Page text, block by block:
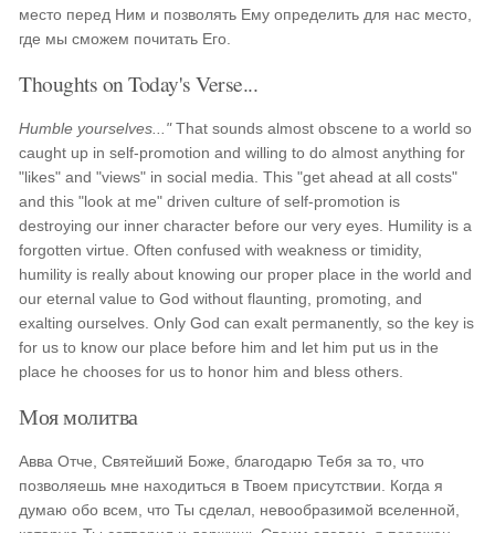
место перед Ним и позволять Ему определить для нас место,
где мы сможем почитать Его.
Thoughts on Today's Verse...
Humble yourselves..."That sounds almost obscene to a world so
caught up in self-promotion and willing to do almost anything for
"likes" and "views" in social media. This "get ahead at all costs"
and this "look at me" driven culture of self-promotion is
destroying our inner character before our very eyes. Humility is a
forgotten virtue. Often confused with weakness or timidity,
humility is really about knowing our proper place in the world and
our eternal value to God without flaunting, promoting, and
exalting ourselves. Only God can exalt permanently, so the key is
for us to know our place before him and let him put us in the
place he chooses for us to honor him and bless others.
Моя молитва
Авва Отче, Святейший Боже, благодарю Тебя за то, что
позволяешь мне находиться в Твоем присутствии. Когда я
думаю обо всем, что Ты сделал, невообразимой вселенной,